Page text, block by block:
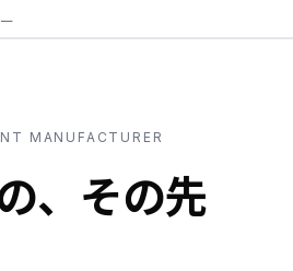
MANUFACTURER
、その先